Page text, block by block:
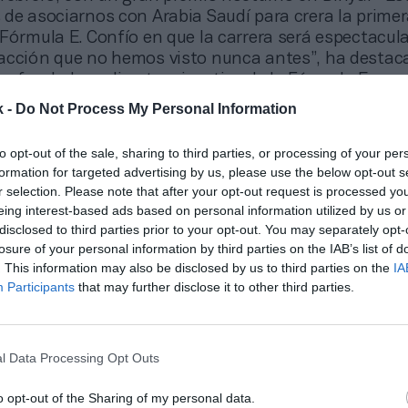
- Do Not Process My Personal Information
opt-out of the sale, sharing to third parties, or processing of your
for targeted advertising by us, please use the below opt-out
selection. Please note that after your opt-out request is processed
interest-based ads based on personal information utilized by us
to third parties prior to your opt-out. You may separately
of your personal information by third parties on the IAB’s list of
This information may also be disclosed by us to third parties on the
Participants that may further disclose it to other third parties.
Data Processing Opt Outs
opt-out of the Sharing of my personal data.
asociarnos con Arabia Saudí para crera la
E. Confío en que la carrera será
que no hemos visto nunca antes”, ha
y director ejecutivo de la Fórmula E
de tenis se ha aliado con Stats Perform,
datos con la que ha firmado un acuerdo por seis
objetivo es que la empresa ofrezca datos a tiempo
de los derechos audiovisuales,
y juegosfantasy. También se utilizará la
Perform para ofrecer información de loas
se convierte en el primer equipo de la Premier
con Roc Nation, agencia de Jay-Z. La idea es que